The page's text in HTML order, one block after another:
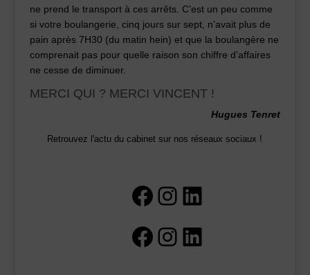
ne prend le transport à ces arrêts. C’est un peu comme
si votre boulangerie, cinq jours sur sept, n’avait plus de
pain après 7H30 (du matin hein) et que la boulangère ne
comprenait pas pour quelle raison son chiffre d’affaires
ne cesse de diminuer.
MERCI QUI ? MERCI VINCENT !
Hugues Tenret
Retrouvez l'actu du cabinet sur nos réseaux sociaux !
Facebook
Instagram
LinkedIn
Facebook
Instagram
LinkedIn